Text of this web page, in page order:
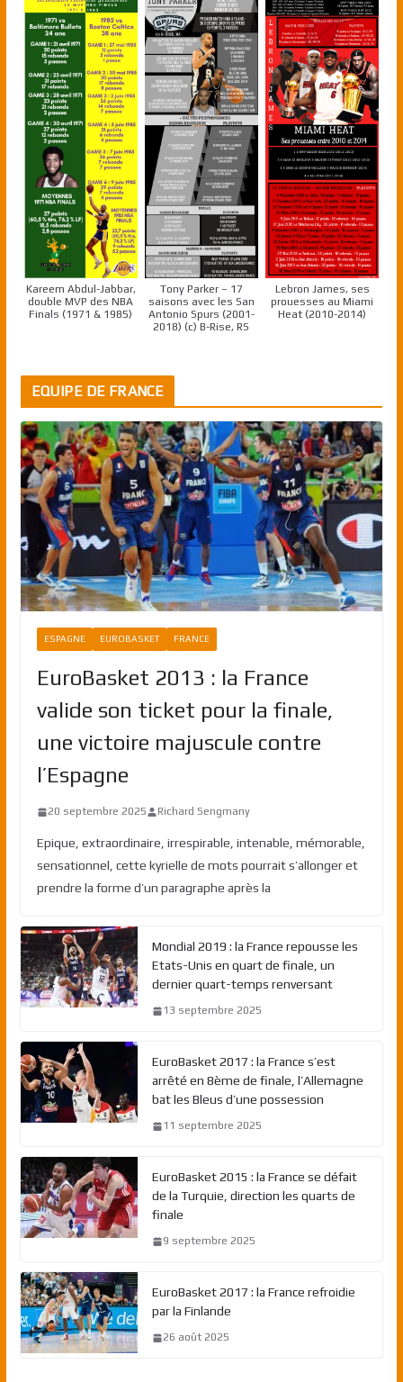
Kareem Abdul-Jabbar,
double MVP des NBA
Finals (1971 & 1985)
Tony Parker – 17
saisons avec les San
Antonio Spurs (2001-
2018) (c) B-Rise, RS
Lebron James, ses
prouesses au Miami
Heat (2010-2014)
EQUIPE DE FRANCE
ESPAGNE EUROBASKET FRANCE
EuroBasket 2013 : la France
valide son ticket pour la finale,
une victoire majuscule contre
l’Espagne
20 septembre 2025 Richard Sengmany
Epique, extraordinaire, irrespirable, intenable, mémorable,
sensationnel, cette kyrielle de mots pourrait s’allonger et
prendre la forme d’un paragraphe après la
Mondial 2019 : la France repousse les
Etats-Unis en quart de finale, un
dernier quart-temps renversant
13 septembre 2025
EuroBasket 2017 : la France s’est
arrêté en 8ème de finale, l’Allemagne
bat les Bleus d’une possession
11 septembre 2025
EuroBasket 2015 : la France se défait
de la Turquie, direction les quarts de
finale
9 septembre 2025
EuroBasket 2017 : la France refroidie
par la Finlande
26 août 2025